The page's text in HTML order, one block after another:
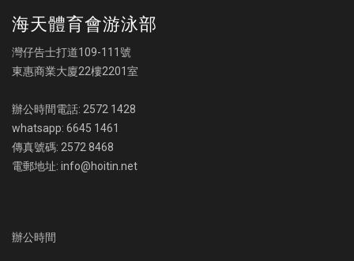
海天體育會游泳部
灣仔告士打道109-111號
東惠商業大廈22樓2201室
辦公時間電話: 2572 1428
whatsapp: 6645 1461
傳真號碼: 2572 8468
電郵地址: info@hoitin.net
辦公時間